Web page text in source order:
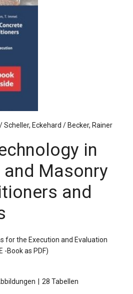
Sprache / Language: EN
Scheller, Eckehard / Becker, Rainer
in
Masonry
and
for the Execution and Evaluation
-Book as PDF)
28 Tabellen